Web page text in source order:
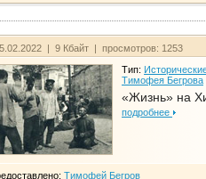
| 9 Кбайт | просмотров: 1253
Тип:
Тимофея Бегрова
«Жизнь» на
подробнее
Тимофей Бегров